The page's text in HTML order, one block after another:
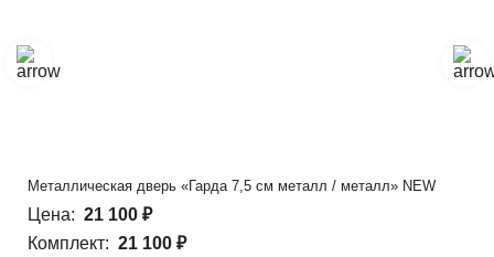
Металлическая дверь «Гарда 7,5 см металл / металл» NEW
Цена: 21 100 ₽
Комплект: 21 100 ₽